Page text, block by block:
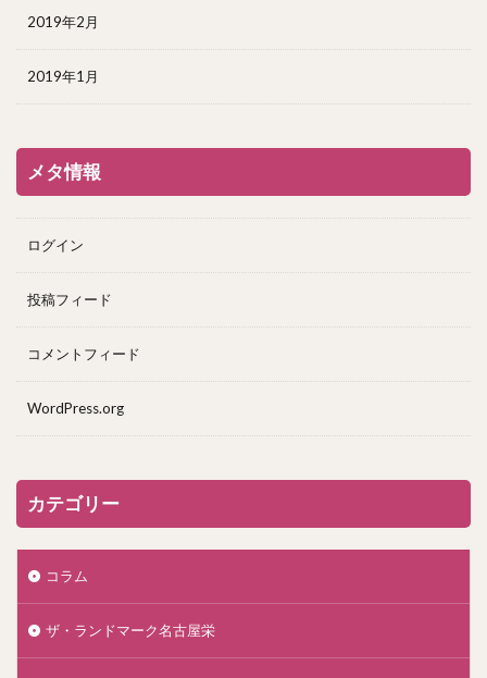
2019年2月
2019年1月
メタ情報
ログイン
投稿フィード
コメントフィード
WordPress.org
カテゴリー
コラム
ザ・ランドマーク名古屋栄